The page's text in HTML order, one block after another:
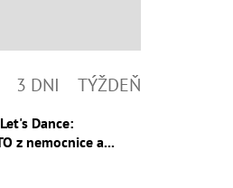
3 DNI TÝŽDEŇ
Dance:
z nemocnice a...